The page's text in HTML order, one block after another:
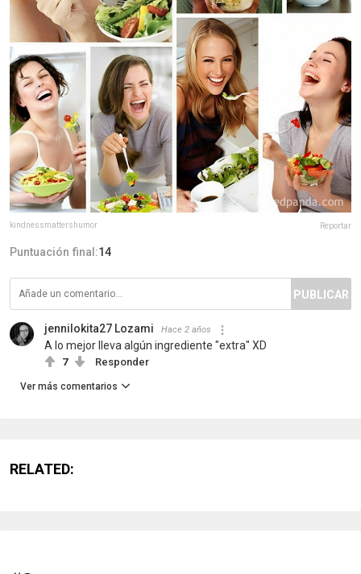
kindnessmattershumor Reportar
Puntuación final:14
PUBLICAR
jennilokita27 Lozami Hace 2 años
A lo mejor lleva algún ingrediente "extra" XD
7 Responder
Ver más comentarios
RELATED: